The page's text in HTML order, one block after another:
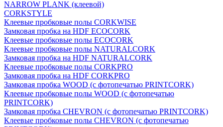
NARROW PLANK (клеевой)
CORKSTYLE
Клеевые пробковые полы CORKWISE
Замковая пробка на HDF ECOCORK
Клеевые пробковые полы ECOCORK
Клеевые пробковые полы NATURALCORK
Замковая пробка на HDF NATURALCORK
Клеевые пробковые полы CORKPRO
Замковая пробка на HDF CORKPRO
Замковая пробка WOOD (с фотопечатью PRINTCORK)
Клеевые пробковые полы WOOD (с фотопечатью
PRINTCORK)
Замковая пробка CHEVRON (с фотопечатью PRINTCORK)
Клеевые пробковые полы CHEVRON (с фотопечатью